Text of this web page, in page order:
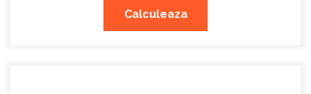
Calculeaza